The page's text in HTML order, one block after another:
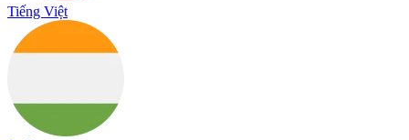
Tiếng Việt